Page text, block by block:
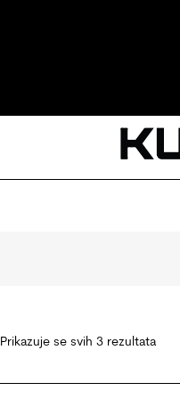
Prikazuje se svih 3 rezultata